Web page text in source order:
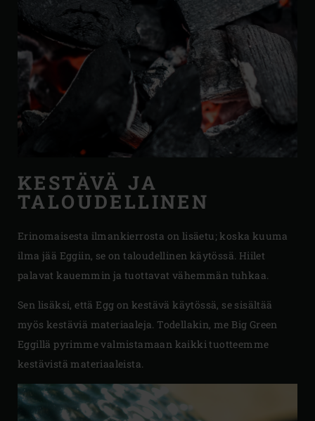
KESTÄVÄ JA
TALOUDELLINEN
Erinomaisesta ilmankierrosta on lisäetu; koska kuuma
ilma jää Eggiin, se on taloudellinen käytössä. Hiilet
palavat kauemmin ja tuottavat vähemmän tuhkaa.
Sen lisäksi, että Egg on kestävä käytössä, se sisältää
myös kestäviä materiaaleja. Todellakin, me Big Green
Eggillä pyrimme valmistamaan kaikki tuotteemme
kestävistä materiaaleista.